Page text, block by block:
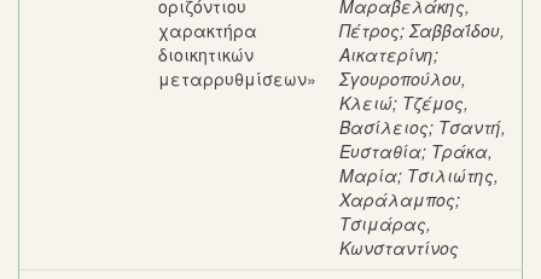
οριζόντιου
χαρακτήρα
διοικητικών
μεταρρυθμίσεων»
Μαραβελάκης,
Πέτρος;Σαββαΐδου,
Αικατερίνη;
Σγουροπούλου,
Κλειώ; Τζέμος,
Βασίλειος; Τσαντή,
Ευσταθία; Τράκα,
Μαρία; Τσιλιώτης,
Χαράλαμπος;
Τσιμάρας,
Κωνσταντίνος